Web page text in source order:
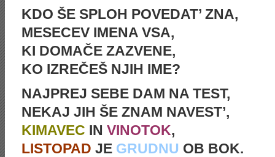
KDO ŠE SPLOH POVEDAT’ ZNA,
MESECEV IMENA VSA,
KI DOMAČE ZAZVENE,
KO IZREČEŠ NJIH IME?
NAJPREJ SEBE DAM NA TEST,
NEKAJ JIH ŠE ZNAM NAVEST’,
KIMAVEC IN VINOTOK,
LISTOPAD JE GRUDNU OB BOK.